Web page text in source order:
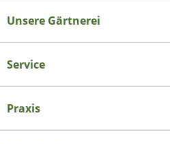
Unsere Gärtnerei
Service
Praxis